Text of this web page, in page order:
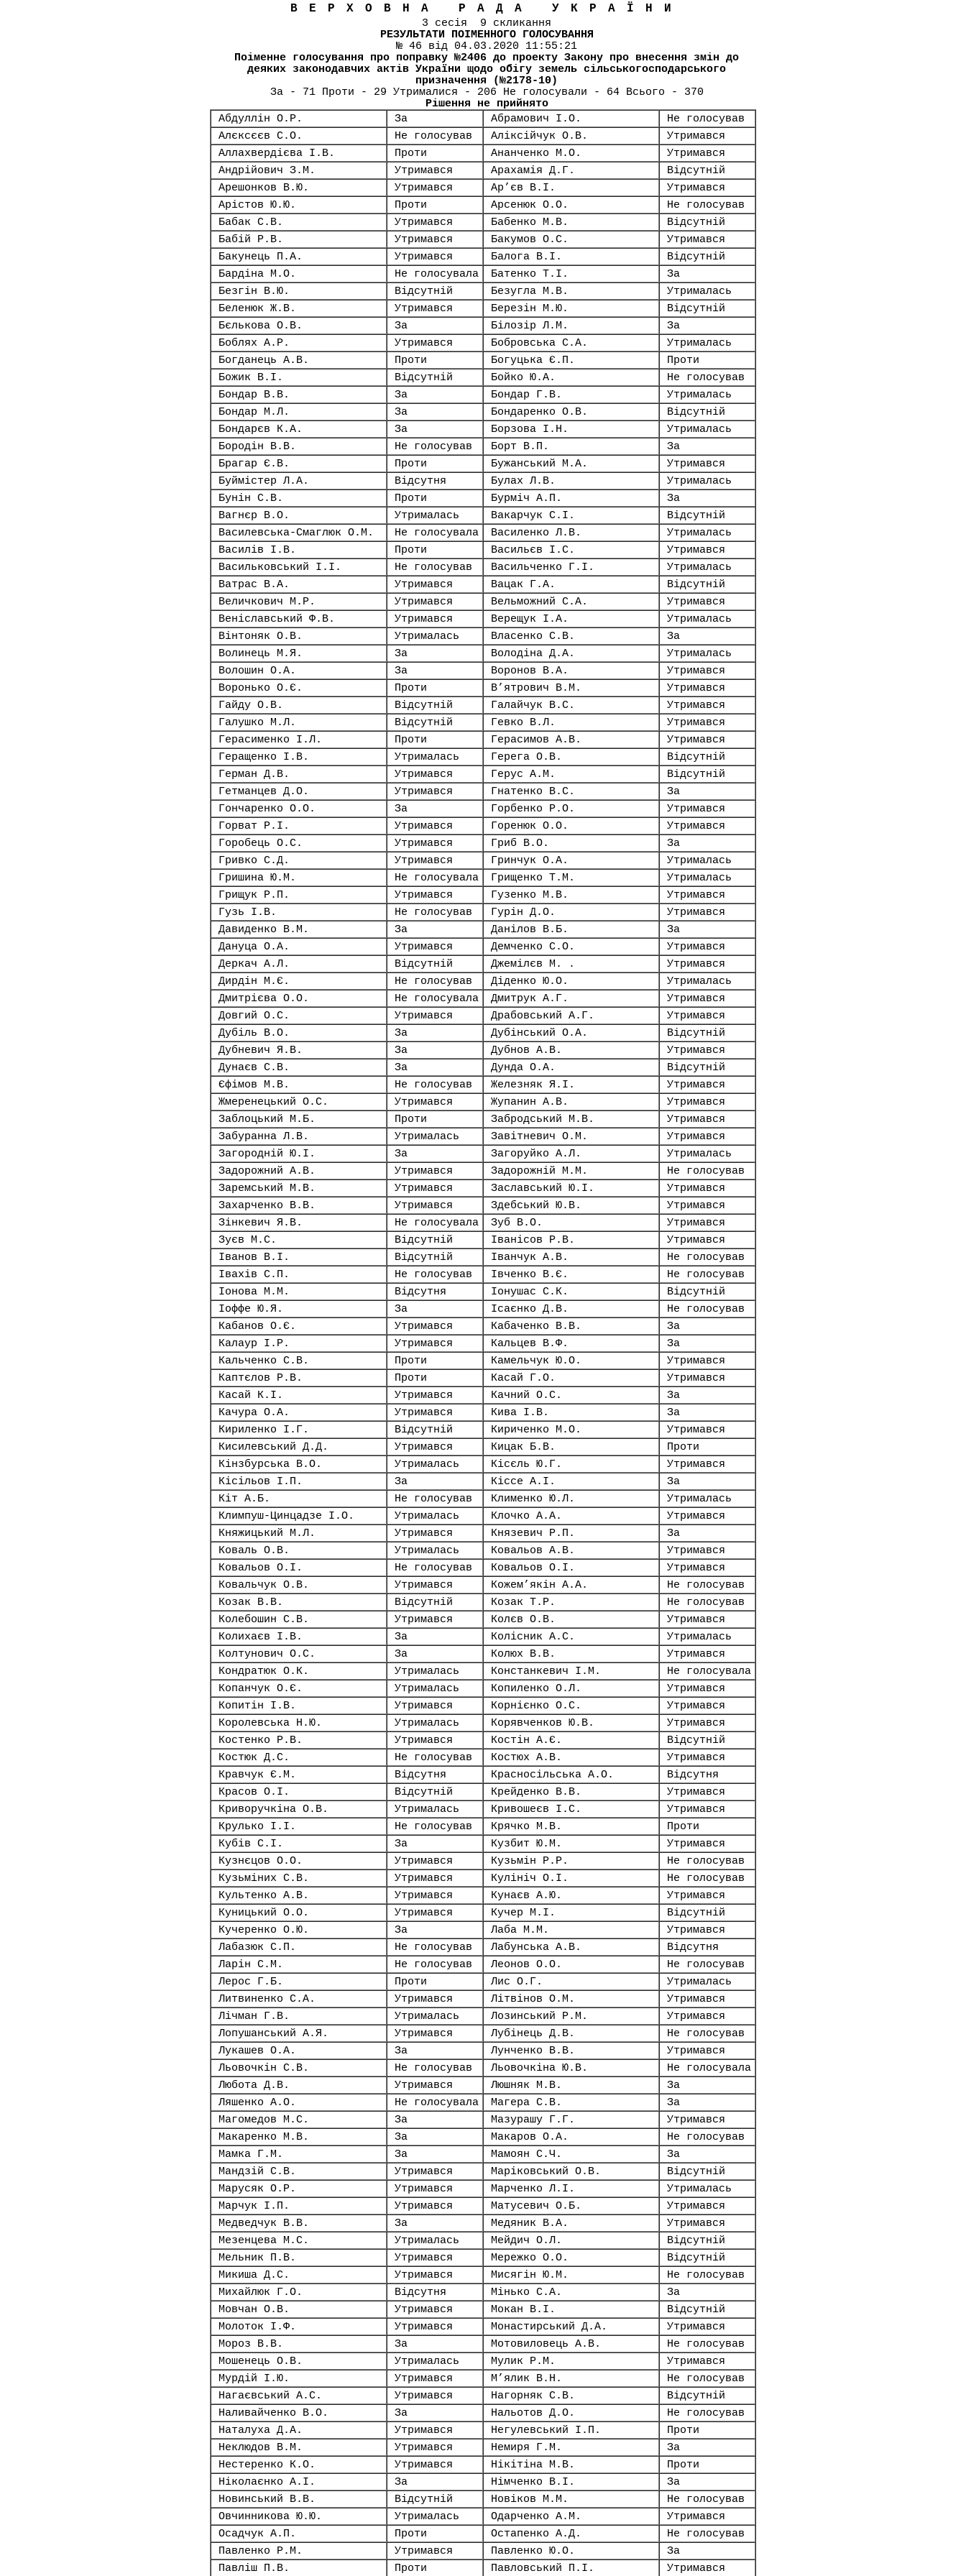
ВЕРХОВНА РАДА УКРАЇНИ
3 сесія 9 скликання
РЕЗУЛЬТАТИ ПОІМЕННОГО ГОЛОСУВАННЯ
№ 46 від 04.03.2020 11:55:21
Поіменне голосування про поправку №2406 до проекту Закону про внесення змін до
деяких законодавчих актів України щодо обігу земель сільськогосподарського
призначення (№2178-10)
За - 71 Проти - 29 Утрималися - 206 Не голосували - 64 Всього - 370
Рішення не прийнято
Абдуллін О.Р.
За Абрамович І.О.
Не голосував
Алєксєєв С.О.
Не голосував Аліксійчук О.В.
Утримався
Аллахвердієва І.В.
Проти Ананченко М.О.
Утримався
Андрійович З.М.
Утримався Арахамія Д.Г.
Відсутній
Арешонков В.Ю.
Утримався Ар’єв В.І.
Утримався
Арістов Ю.Ю.
Проти Арсенюк О.О.
Не голосував
Бабак С.В.
Утримався Бабенко М.В.
Відсутній
Бабій Р.В.
Утримався Бакумов О.С.
Утримався
Бакунець П.А.
Утримався Балога В.І.
Відсутній
Бардіна М.О.
Не голосувала Батенко Т.І.
За
Безгін В.Ю.
Відсутній Безугла М.В.
Утрималась
Беленюк Ж.В.
Утримався Березін М.Ю.
Відсутній
Бєлькова О.В.
За Білозір Л.М.
За
Боблях А.Р.
Утримався Бобровська С.А.
Утрималась
Богданець А.В.
Проти Богуцька Є.П.
Проти
Божик В.І.
Відсутній Бойко Ю.А.
Не голосував
Бондар В.В.
За Бондар Г.В.
Утрималась
Бондар М.Л.
За Бондаренко О.В.
Відсутній
Бондарєв К.А.
За Борзова І.Н.
Утрималась
Бородін В.В.
Не голосував Борт В.П.
За
Брагар Є.В.
Проти Бужанський М.А.
Утримався
Буймістер Л.А.
Відсутня Булах Л.В.
Утрималась
Бунін С.В.
Проти Бурміч А.П.
За
Вагнєр В.О.
Утрималась Вакарчук С.І.
Відсутній
Василевська-Смаглюк О.М.
Не голосувала Василенко Л.В.
Утрималась
Василів І.В.
Проти Васильєв І.С.
Утримався
Васильковський І.І.
Не голосував Васильченко Г.І.
Утрималась
Ватрас В.А.
Утримався Вацак Г.А.
Відсутній
Величкович М.Р.
Утримався Вельможний С.А.
Утримався
Веніславський Ф.В.
Утримався Верещук І.А.
Утрималась
Вінтоняк О.В.
Утрималась Власенко С.В.
За
Волинець М.Я.
За Володіна Д.А.
Утрималась
Волошин О.А.
За Воронов В.А.
Утримався
Воронько О.Є.
Проти В’ятрович В.М.
Утримався
Гайду О.В.
Відсутній Галайчук В.С.
Утримався
Галушко М.Л.
Відсутній Гевко В.Л.
Утримався
Герасименко І.Л.
Проти Герасимов А.В.
Утримався
Геращенко І.В.
Утрималась Герега О.В.
Відсутній
Герман Д.В.
Утримався Герус А.М.
Відсутній
Гетманцев Д.О.
Утримався Гнатенко В.С.
За
Гончаренко О.О.
За Горбенко Р.О.
Утримався
Горват Р.І.
Утримався Горенюк О.О.
Утримався
Горобець О.С.
Утримався Гриб В.О.
За
Гривко С.Д.
Утримався Гринчук О.А.
Утрималась
Гришина Ю.М.
Не голосувала Грищенко Т.М.
Утрималась
Грищук Р.П.
Утримався Гузенко М.В.
Утримався
Гузь І.В.
Не голосував Гурін Д.О.
Утримався
Давиденко В.М.
За Данілов В.Б.
За
Дануца О.А.
Утримався Демченко С.О.
Утримався
Деркач А.Л.
Відсутній Джемілєв М. .
Утримався
Дирдін М.Є.
Не голосував Діденко Ю.О.
Утрималась
Дмитрієва О.О.
Не голосувала Дмитрук А.Г.
Утримався
Довгий О.С.
Утримався Драбовський А.Г.
Утримався
Дубіль В.О.
За Дубінський О.А.
Відсутній
Дубневич Я.В.
За Дубнов А.В.
Утримався
Дунаєв С.В.
За Дунда О.А.
Відсутній
Єфімов М.В.
Не голосував Железняк Я.І.
Утримався
Жмеренецький О.С.
Утримався Жупанин А.В.
Утримався
Заблоцький М.Б.
Проти Забродський М.В.
Утримався
Забуранна Л.В.
Утрималась Завітневич О.М.
Утримався
Загородній Ю.І.
За Загоруйко А.Л.
Утрималась
Задорожний А.В.
Утримався Задорожній М.М.
Не голосував
Заремський М.В.
Утримався Заславський Ю.І.
Утримався
Захарченко В.В.
Утримався Здебський Ю.В.
Утримався
Зінкевич Я.В.
Не голосувала Зуб В.О.
Утримався
Зуєв М.С.
Відсутній Іванісов Р.В.
Утримався
Іванов В.І.
Відсутній Іванчук А.В.
Не голосував
Івахів С.П.
Не голосував Івченко В.Є.
Не голосував
Іонова М.М.
Відсутня Іонушас С.К.
Відсутній
Іоффе Ю.Я.
За Ісаєнко Д.В.
Не голосував
Кабанов О.Є.
Утримався Кабаченко В.В.
За
Калаур І.Р.
Утримався Кальцев В.Ф.
За
Кальченко С.В.
Проти Камельчук Ю.О.
Утримався
Каптєлов Р.В.
Проти Касай Г.О.
Утримався
Касай К.І.
Утримався Качний О.С.
За
Качура О.А.
Утримався Кива І.В.
За
Кириленко І.Г.
Відсутній Кириченко М.О.
Утримався
Кисилевський Д.Д.
Утримався Кицак Б.В.
Проти
Кінзбурська В.О.
Утрималась Кісєль Ю.Г.
Утримався
Кісільов І.П.
За Кіссе А.І.
За
Кіт А.Б.
Не голосував Клименко Ю.Л.
Утрималась
Климпуш-Цинцадзе І.О.
Утрималась Клочко А.А.
Утримався
Княжицький М.Л.
Утримався Князевич Р.П.
За
Коваль О.В.
Утрималась Ковальов А.В.
Утримався
Ковальов О.І.
Не голосував Ковальов О.І.
Утримався
Ковальчук О.В.
Утримався Кожем’якін А.А.
Не голосував
Козак В.В.
Відсутній Козак Т.Р.
Не голосував
Колебошин С.В.
Утримався Колєв О.В.
Утримався
Колихаєв І.В.
За Колісник А.С.
Утрималась
Колтунович О.С.
За Колюх В.В.
Утримався
Кондратюк О.К.
Утрималась Констанкевич І.М.
Не голосувала
Копанчук О.Є.
Утрималась Копиленко О.Л.
Утримався
Копитін І.В.
Утримався Корнієнко О.С.
Утримався
Королевська Н.Ю.
Утрималась Корявченков Ю.В.
Утримався
Костенко Р.В.
Утримався Костін А.Є.
Відсутній
Костюк Д.С.
Не голосував Костюх А.В.
Утримався
Кравчук Є.М.
Відсутня Красносільська А.О.
Відсутня
Красов О.І.
Відсутній Крейденко В.В.
Утримався
Криворучкіна О.В.
Утрималась Кривошеєв І.С.
Утримався
Крулько І.І.
Не голосував Крячко М.В.
Проти
Кубів С.І.
За Кузбит Ю.М.
Утримався
Кузнєцов О.О.
Утримався Кузьмін Р.Р.
Не голосував
Кузьміних С.В.
Утримався Кулініч О.І.
Не голосував
Культенко А.В.
Утримався Кунаєв А.Ю.
Утримався
Куницький О.О.
Утримався Кучер М.І.
Відсутній
Кучеренко О.Ю.
За Лаба М.М.
Утримався
Лабазюк С.П.
Не голосував Лабунська А.В.
Відсутня
Ларін С.М.
Не голосував Леонов О.О.
Не голосував
Лерос Г.Б.
Проти Лис О.Г.
Утрималась
Литвиненко С.А.
Утримався Літвінов О.М.
Утримався
Лічман Г.В.
Утрималась Лозинський Р.М.
Утримався
Лопушанський А.Я.
Утримався Лубінець Д.В.
Не голосував
Лукашев О.А.
За Лунченко В.В.
Утримався
Льовочкін С.В.
Не голосував Льовочкіна Ю.В.
Не голосувала
Любота Д.В.
Утримався Люшняк М.В.
За
Ляшенко А.О.
Не голосувала Магера С.В.
За
Магомедов М.С.
За Мазурашу Г.Г.
Утримався
Макаренко М.В.
За Макаров О.А.
Не голосував
Мамка Г.М.
За Мамоян С.Ч.
За
Мандзій С.В.
Утримався Маріковський О.В.
Відсутній
Марусяк О.Р.
Утримався Марченко Л.І.
Утрималась
Марчук І.П.
Утримався Матусевич О.Б.
Утримався
Медведчук В.В.
За Медяник В.А.
Утримався
Мезенцева М.С.
Утрималась Мейдич О.Л.
Відсутній
Мельник П.В.
Утримався Мережко О.О.
Відсутній
Микиша Д.С.
Утримався Мисягін Ю.М.
Не голосував
Михайлюк Г.О.
Відсутня Мінько С.А.
За
Мовчан О.В.
Утримався Мокан В.І.
Відсутній
Молоток І.Ф.
Утримався Монастирський Д.А.
Утримався
Мороз В.В.
За Мотовиловець А.В.
Не голосував
Мошенець О.В.
Утрималась Мулик Р.М.
Утримався
Мурдій І.Ю.
Утримався М’ялик В.Н.
Не голосував
Нагаєвський А.С.
Утримався Нагорняк С.В.
Відсутній
Наливайченко В.О.
За Нальотов Д.О.
Не голосував
Наталуха Д.А.
Утримався Негулевський І.П.
Проти
Неклюдов В.М.
Утримався Немиря Г.М.
За
Нестеренко К.О.
Утримався Нікітіна М.В.
Проти
Ніколаєнко А.І.
За Німченко В.І.
За
Новинський В.В.
Відсутній Новіков М.М.
Не голосував
Овчинникова Ю.Ю.
Утрималась Одарченко А.М.
Утримався
Осадчук А.П.
Проти Остапенко А.Д.
Не голосував
Павленко Р.М.
Утримався Павленко Ю.О.
За
Павліш П.В.
Проти Павловський П.І. Утримався